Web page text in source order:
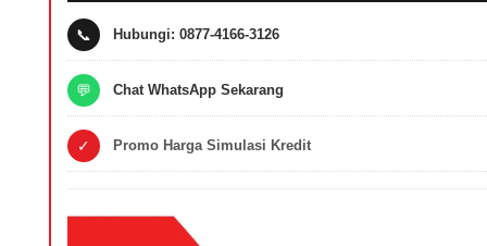
📞 Hubungi: 0877-4166-3126
💬 Chat WhatsApp Sekarang
✓ Promo Harga Simulasi Kredit